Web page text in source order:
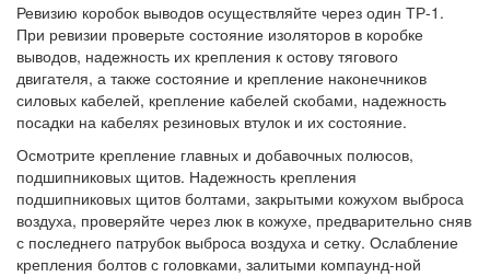
Ревизию коробок выводов осуществляйте через один ТР-1.
При ревизии проверьте состояние изоляторов в коробке
выводов, надежность их крепления к остову тягового
двигателя, а также состояние и крепление наконечников
силовых кабелей, крепление кабелей скобами, надежность
посадки на кабелях резиновых втулок и их состояние.
Осмотрите крепление главных и добавочных полюсов,
подшипниковых щитов. Надежность крепления
подшипниковых щитов болтами, закрытыми кожухом выброса
воздуха, проверяйте через люк в кожухе, предварительно сняв
с последнего патрубок выброса воздуха и сетку. Ослабление
крепления болтов с головками, залитыми компаунд-ной